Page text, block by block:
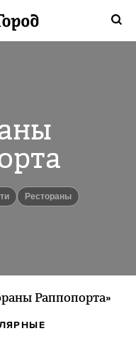
рестораны
Раппопорта»